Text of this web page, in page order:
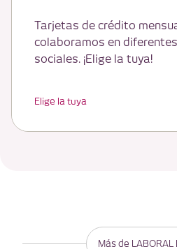
Tarjetas de crédito
colaboramos en
sociales. ¡Elige la tuya!
Elige la tuya
Más de LABORAL